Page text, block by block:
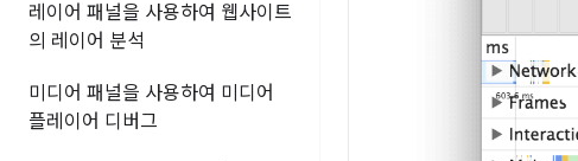
레이어 패널을 사용하여 웹사이트
의 레이어 분석
미디어 패널을 사용하여 미디어
플레이어 디버그